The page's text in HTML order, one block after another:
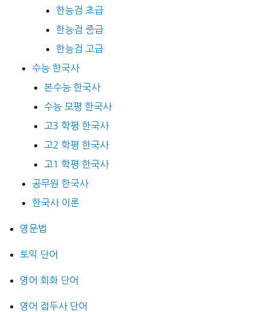
한능검 초급
한능검 중급
한능검 고급
수능 한국사
본수능 한국사
수능 모평 한국사
고3 학평 한국사
고2 학평 한국사
고1 학평 한국사
공무원 한국사
한국사 이론
영문법
토익 단어
영어 회화 단어
영어 접두사 단어